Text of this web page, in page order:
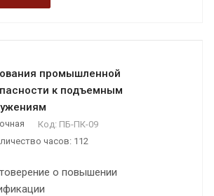
промышленной
к подъемным
Код: ПБ-ПК-09
часов: 112
о повышении